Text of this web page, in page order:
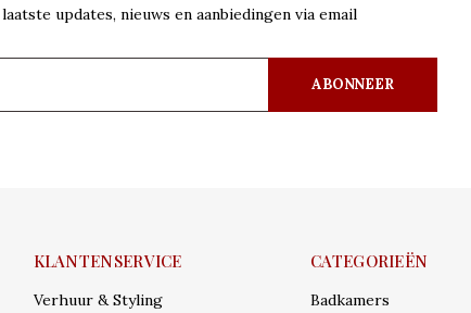
updates, nieuws en aanbiedingen via email
ABONNEER
KLANTENSERVICE
Verhuur & Styling
CATEGORIEËN
Badkamers